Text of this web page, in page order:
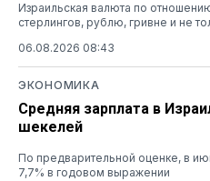
Израильская валюта по
стерлингов, рублю, гривне и не
06.08.2026 08:43
ЭКОНОМИКА
Средняя зарплата в
шекелей
По предварительной оценке, в
7,7% в годовом выражении